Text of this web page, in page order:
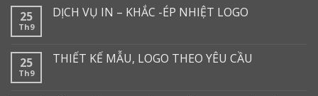
25
Th9
DỊCH VỤ IN – KHẮC -ÉP NHIỆT LOGO
25
Th9
THIẾT KẾ MẪU, LOGO THEO YÊU CẦU